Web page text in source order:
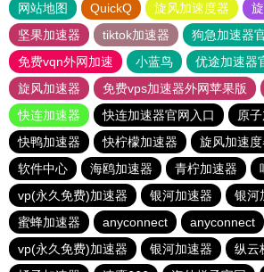
网站地图 QuickQ 旋风加速度器
坚果加速器
tiktok加速器
狗急加速器
免费vqn外网加速
小蓝鸟 优途加速器
旋风加速器
免费vps加速器外网苹果版
快连加速器
快连加速器官网入口
原
快鸭加速器
快柠檬加速器 旋风加速度
软件中心
海鸥加速器 青柠加速器
vp(永久免费)加速器
银河加速器
银河
蜜蜂加速器
anyconnect
anyconnect
vp(永久免费)加速器
银河加速器
纵云